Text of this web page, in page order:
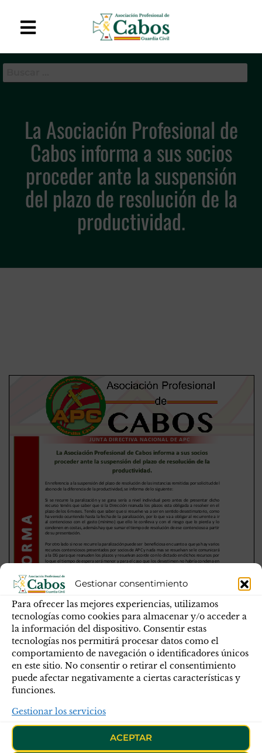
Gestionar consentimiento
Para ofrecer las mejores experiencias, utilizamos
tecnologías como cookies para almacenar y/o acceder a
la información del dispositivo. Consentir estas
tecnologías nos permitirá procesar datos como el
comportamiento de navegación o identificadores únicos
en este sitio. No consentir o retirar el consentimiento
puede afectar negativamente a ciertas características y
funciones.
Gestionar los servicios
ACEPTAR
APC-GC
de Cabos de la Guardia
La Asociación Profesional de
Cabos informa a sus socios
proceder ante la suspensión
del plazo de resolución de la
productividad.